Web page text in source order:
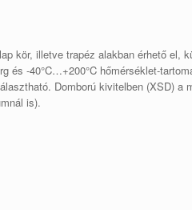
kör, illetve trapéz alakban érhető el,
és -40°C…+200°C hőmérséklet-
Domború kivitelben (XSD) a
is).